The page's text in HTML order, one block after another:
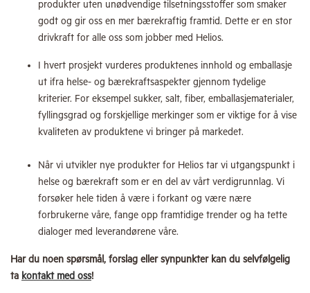
produkter uten unødvendige tilsetningsstoffer som smaker
godt og gir oss en mer bærekraftig framtid. Dette er en stor
drivkraft for alle oss som jobber med Helios.
I hvert prosjekt vurderes produktenes innhold og emballasje
ut ifra helse- og bærekraftsaspekter gjennom tydelige
kriterier. For eksempel sukker, salt, fiber, emballasjematerialer,
fyllingsgrad og forskjellige merkinger som er viktige for å vise
kvaliteten av produktene vi bringer på markedet.
Når vi utvikler nye produkter for Helios tar vi utgangspunkt i
helse og bærekraft som er en del av vårt verdigrunnlag. Vi
forsøker hele tiden å være i forkant og være nære
forbrukerne våre, fange opp framtidige trender og ha tette
dialoger med leverandørene våre.
Har du noen spørsmål, forslag eller synpunkter kan du selvfølgelig
ta kontakt med oss!